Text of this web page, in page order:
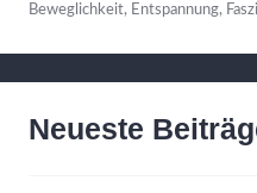
Beweglichkeit, Entspannung,
Neueste